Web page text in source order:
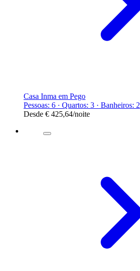
Casa Inma em Pego
Pessoas: 6 · Quartos: 3 · Banheiros: 2
Desde € 425,64/noite